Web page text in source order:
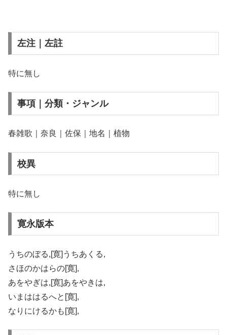
左注｜左註
特に無し
事項｜分類・ジャンル
春雑歌｜奈良｜佐保｜地名｜植物
校異
特に無し
寛永版本
うちのぼる,[寛]うちあくる,
さほのかはらの[寛],
あをやぎは,[寛]あをやきは,
いまははるへと[寛],
なりにけるかも[寛],